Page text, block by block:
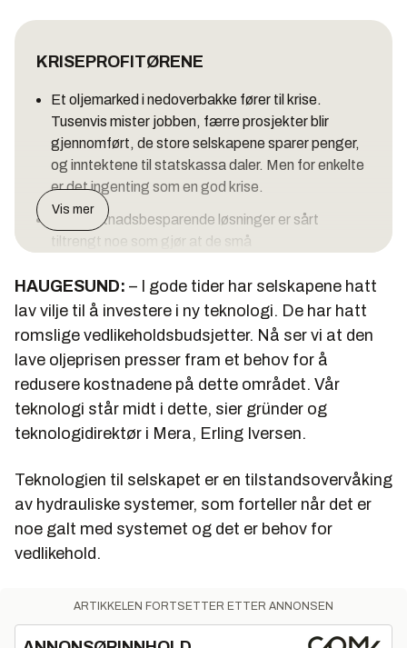
KRISEPROFITØRENE
Et oljemarked i nedoverbakke fører til krise.
Tusenvis mister jobben, færre prosjekter blir
gjennomført, de store selskapene sparer penger,
og inntektene til statskassa daler. Men for enkelte
er det ingenting som en god krise.
Nye kostnadsbesparende løsninger er sårt
tiltrengt noe som gjør at de små
oljeselskapene.
Samtidig gir krisen oljeselskapene en anledning til
å utnytte teknologi, innovasjon og menneskelige
ressurser på en mer helhetlig måte.
I denne artikkelserien får du møte
teknologiselskaper og andre som tjener penger
mens andre taper, og lese om hvordan de lykkes.
I tillegg får du lese om generelle og konkrete
besparelser oljeselskapene gjør for å bli mer
kostnadseffektive.
Andre saker i serien:
Vis mer
HAUGESUND: – I gode tider har selskapene hatt
lav vilje til å investere i ny teknologi. De har hatt
romslige vedlikeholdsbudsjetter. Nå ser vi at den
lave oljeprisen presser fram et behov for å
redusere kostnadene på dette området. Vår
teknologi står midt i dette, sier gründer og
teknologidirektør i Mera, Erling Iversen.
Teknologien til selskapet er en tilstandsovervåking
av hydrauliske systemer, som forteller når det er
noe galt med systemet og det er behov for
vedlikehold.
ARTIKKELEN FORTSETTER ETTER ANNONSEN